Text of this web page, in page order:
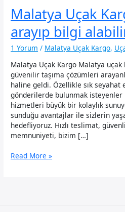
Malatya Uçak
arayıp bilgi
1 Yorum / Malatya Uçak Kargo,
Malatya Uçak Kargo Malatya uçak
güvenilir taşıma çözümleri
haline geldi. Özellikle sık seyahat
gönderilerde bulunmak isteyenler
hizmetleri büyük bir kolaylık
sunduğu avantajlar ile sizlerin
hedefliyoruz. Hızlı teslimat,
memnuniyeti, bizim […]
Malatya
Read More »